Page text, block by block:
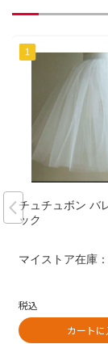
チュチュボン バ
ック
マイストア在庫：
税込
カートに